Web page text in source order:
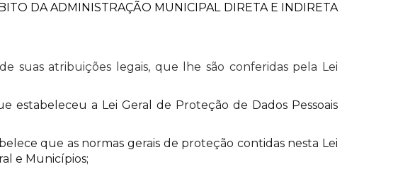
DA ADMINISTRAÇÃO MUNICIPAL DIRETA E INDIRETA
suas atribuições legais, que lhe são conferidas pela Lei
estabeleceu a Lei Geral de Proteção de Dados Pessoais
que as normas gerais de proteção contidas nesta Lei
e Municípios;